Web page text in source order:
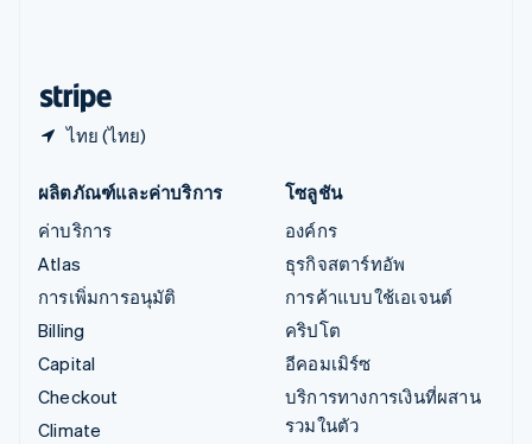
ไทย (ไทย)
ผลิตภัณฑ์และค่าบริการ
ค่าบริการ
Atlas
การเพิ่มการอนุมัติ
Billing
Capital
Checkout
Climate
โซลูชัน
องค์กร
ธุรกิจสตาร์ทอัพ
การค้าแบบใช้เอเจนต์
คริปโต
อีคอมเมิร์ซ
บริการทางการเงินที่ผสาน
รวมในตัว